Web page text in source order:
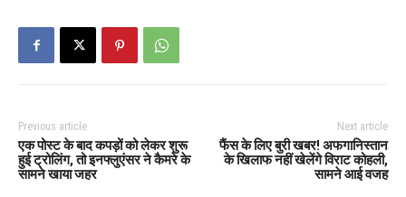
Previous article
एक पोस्ट के बाद कपड़ों को लेकर शुरू
हुई ट्रोलिंग, तो इनफ्लुएंसर ने कैमरे के
सामने खाया जहर
Next article
फैंस के लिए बुरी खबर! अफगानिस्तान
के खिलाफ नहीं खेलेंगे विराट कोहली,
सामने आई वजह